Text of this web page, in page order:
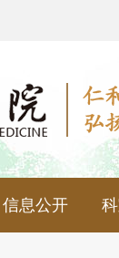
信息公开